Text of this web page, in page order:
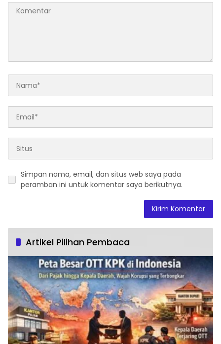
Simpan nama, email, dan situs web saya pada
peramban ini untuk komentar saya berikutnya.
Artikel Pilihan Pembaca